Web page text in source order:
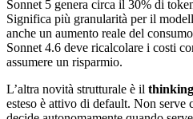
Sonnet 5 genera circa il 30% di
Significa più granularità per il
anche un aumento reale del
Sonnet 4.6 deve ricalcolare i costi
assumere un risparmio.
L’altra novità strutturale è il
esteso è attivo di default. Non